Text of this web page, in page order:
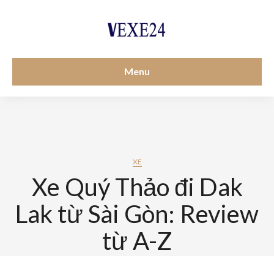
Menu
XE
Xe Quý Thảo đi Dak
Lak từ Sài Gòn: Review
từ A-Z